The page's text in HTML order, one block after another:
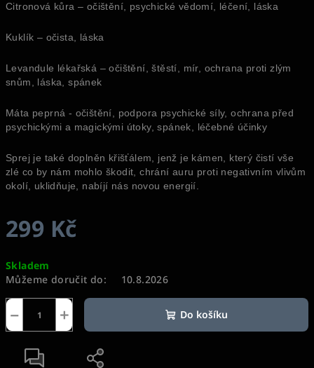
Citronová kůra – očištění, psychické vědomí, léčení, láska
Kuklík – očista, láska
Levandule lékařská – očištění, štěstí, mír, ochrana proti zlým
snům, láska, spánek
Máta peprná - očištění, podpora psychické síly, ochrana před
psychickými a magickými útoky, spánek, léčebné účinky
Sprej je také doplněn křišťálem, jenž je kámen, který čistí vše
zlé co by nám mohlo škodit, chrání auru proti negativním vlivům
okolí, uklidňuje, nabíjí nás novou energií.
299 Kč
cena:
Skladem
Můžeme doručit do:
10.8.2026
+
− Do košíku